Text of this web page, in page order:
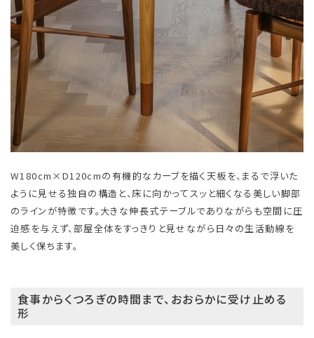
W180cm×D120cmの有機的なカーブを描く天板を、まるで浮いた
ように見せる独自の構造と、床に向かってスッと細くなる美しい脚部
のラインが特徴です。大きな伸長式テーブルでありながらも空間に圧
迫感を与えず、部屋全体をすっきりと見せながら日々の生活動線を
美しく保ちます。
食事からくつろぎの時間まで、おおらかに受け止める
形